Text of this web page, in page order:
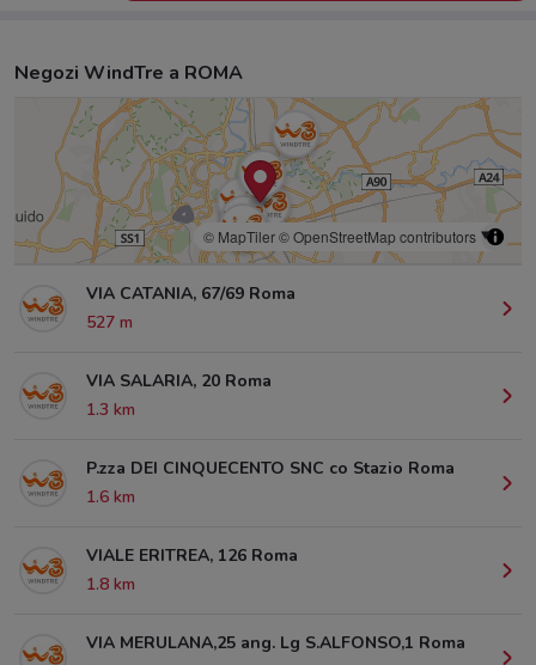
Negozi WindTre a ROMA
© MapTiler© OpenStreetMap contributors
VIA CATANIA, 67/69 Roma
527 m
VIA SALARIA, 20 Roma
1.3 km
P.zza DEI CINQUECENTO SNC co Stazio Roma
1.6 km
VIALE ERITREA, 126 Roma
1.8 km
VIA MERULANA,25 ang. Lg S.ALFONSO,1 Roma